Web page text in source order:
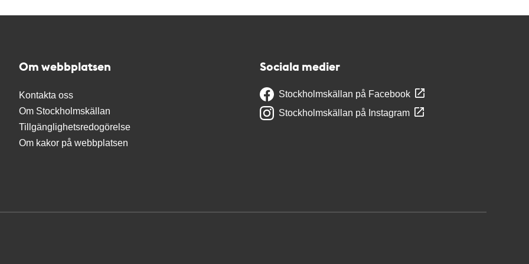
Om webbplatsen
Kontakta oss
Om Stockholmskällan
Tillgänglighetsredogörelse
Om kakor på webbplatsen
Sociala medier
Stockholmskällan på Facebook
Stockholmskällan på Instagram